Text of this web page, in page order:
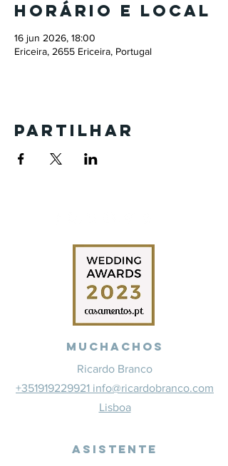
Horário e local
16 jun 2026, 18:00
Ericeira, 2655 Ericeira, Portugal
Partilhar
Muchachos
Ricardo Branco
+351919229921 info@ricardobranco.com
Lisboa
Asistente